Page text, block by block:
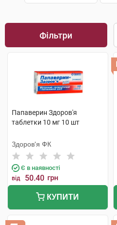
Фільтри
Папаверин Здоров'я
таблетки 10 мг 10 шт
Здоров'я ФК
Є в наявності
від 50.40 грн
КУПИТИ